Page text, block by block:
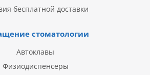
бесплатной доставки
стоматологии
Автоклавы
Физиодиспенсеры